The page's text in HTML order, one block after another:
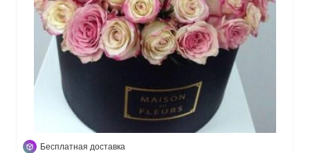
Бесплатная доставка